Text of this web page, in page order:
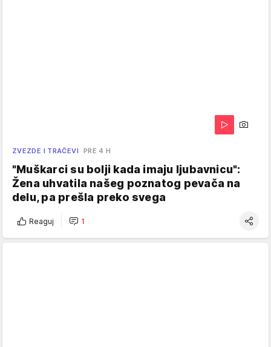
ZVEZDE I TRAČEVI PRE 4 H
"Muškarci su bolji kada imaju ljubavnicu":
Žena uhvatila našeg poznatog pevača na
delu, pa prešla preko svega
Reaguj 1